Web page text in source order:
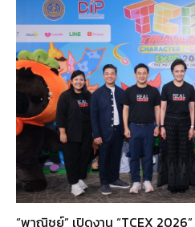
“พาณิชย์” เปิดงาน “TCEX